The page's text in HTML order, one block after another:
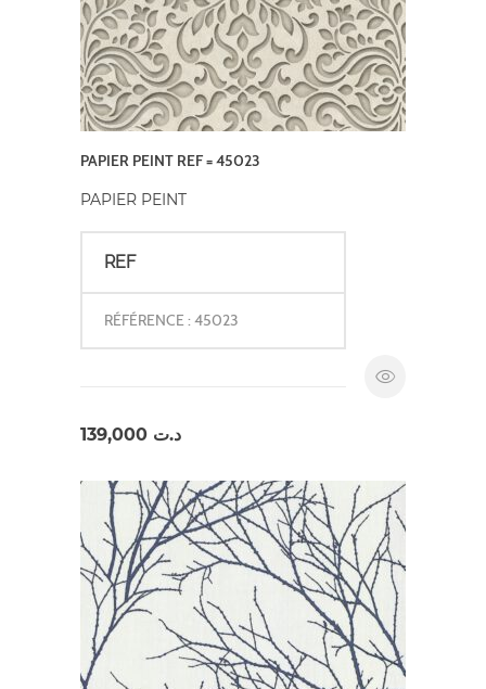
PAPIER PEINT REF = 45023
PAPIER PEINT
REF
RÉFÉRENCE : 45023
د.ت